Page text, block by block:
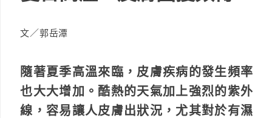
文／郭岳潭
隨著夏季高溫來臨，皮膚疾病的發生頻率
也大大增加。酷熱的天氣加上強烈的紫外
線，容易讓人皮膚出狀況，尤其對於有濕